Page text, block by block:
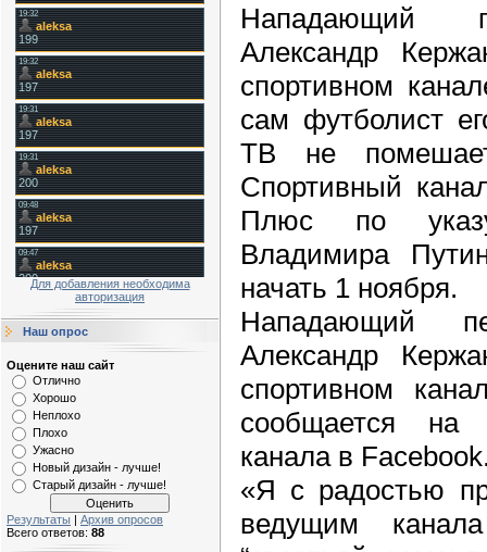
Для добавления необходима
авторизация
Наш опрос
Оцените наш сайт
Отлично
Хорошо
Неплохо
Плохо
Ужасно
Новый дизайн - лучше!
Старый дизайн - лучше!
Результаты | Архив опросов
Всего ответов: 88
Нападающий
Александр
спортивном
сам футболист
ТВ не
Спортивный
Плюс по
Владимира
начать 1 ноября.
Нападающий
Александр
спортивном
сообщается на
канала в
«Я с радостью
ведущим